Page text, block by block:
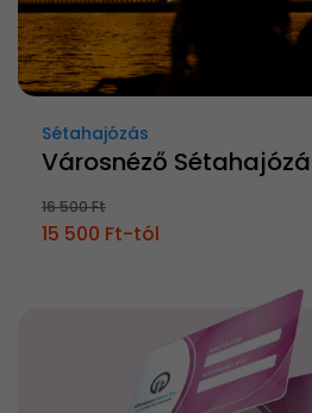
Sétahajózás
Városnéző
16 500 Ft
15 500 Ft-tól